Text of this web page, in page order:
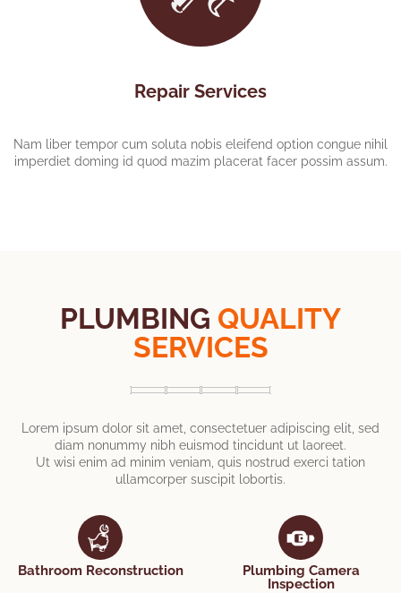
Repair Services
Nam liber tempor cum soluta nobis eleifend option congue nihil
imperdiet doming id quod mazim placerat facer possim assum.
PLUMBING QUALITY
SERVICES
Lorem ipsum dolor sit amet, consectetuer adipiscing elit, sed
diam nonummy nibh euismod tincidunt ut laoreet.
Ut wisi enim ad minim veniam, quis nostrud exerci tation
ullamcorper suscipit lobortis.
Bathroom Reconstruction
Plumbing Camera
Inspection